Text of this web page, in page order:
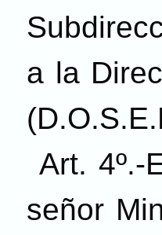
a la
Art. 4º.-
señor